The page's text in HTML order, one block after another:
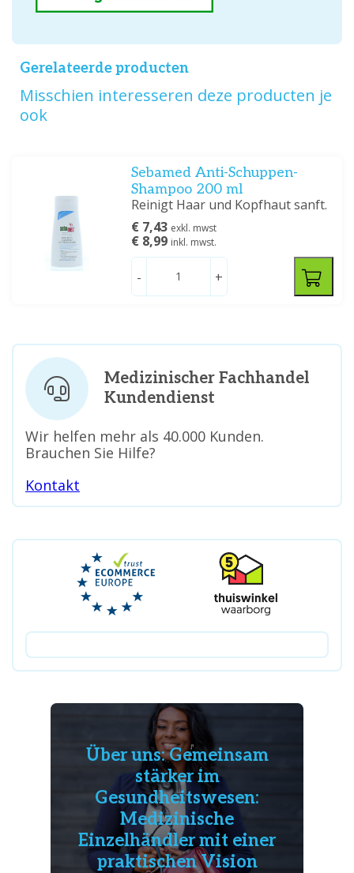
Gerelateerde producten
Misschien interesseren deze producten je
ook
Sebamed Anti-Schuppen-
Shampoo 200 ml
Reinigt Haar und Kopfhaut sanft.
€ 7,43 exkl. mwst
€ 8,99 inkl. mwst.
- +
Medizinischer Fachhandel
Kundendienst
Wir helfen mehr als 40.000 Kunden.
Brauchen Sie Hilfe?
Kontakt
Über uns: Gemeinsam
stärker im
Gesundheitswesen:
Medizinische
Einzelhändler mit einer
praktischen Vision